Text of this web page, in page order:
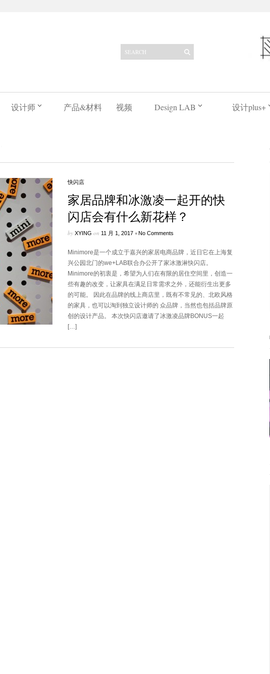
设计师 产品&材料 视频 Design LAB 设计plus+
快闪店
家居品牌和冰激凌一起开的快
闪店会有什么新花样？
by XYING on 11 月 1, 2017 •No Comments
Minimore是一个成立于嘉兴的家居电商品牌，近日它在上海复
兴公园北门的we+LAB联合办公开了家冰激淋快闪店。
Minimore的初衷是，希望为人们在有限的居住空间里，创造一
些有趣的改变，让家具在满足日常需求之外，还能衍生出更多
的可能。 因此在品牌的线上商店里，既有不常见的、北欧风格
的家具，也可以淘到独立设计师的 众品牌，当然也包括品牌原
创的设计产品。 本次快闪店邀请了冰激凌品牌BONUS一起
[…]